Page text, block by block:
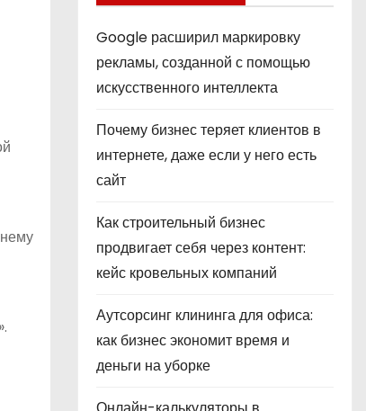
Google расширил маркировку
рекламы, созданной с помощью
искусственного интеллекта
Почему бизнес теряет клиентов в
интернете, даже если у него есть
сайт
Как строительный бизнес
продвигает себя через контент:
кейс кровельных компаний
Аутсорсинг клининга для офиса:
как бизнес экономит время и
деньги на уборке